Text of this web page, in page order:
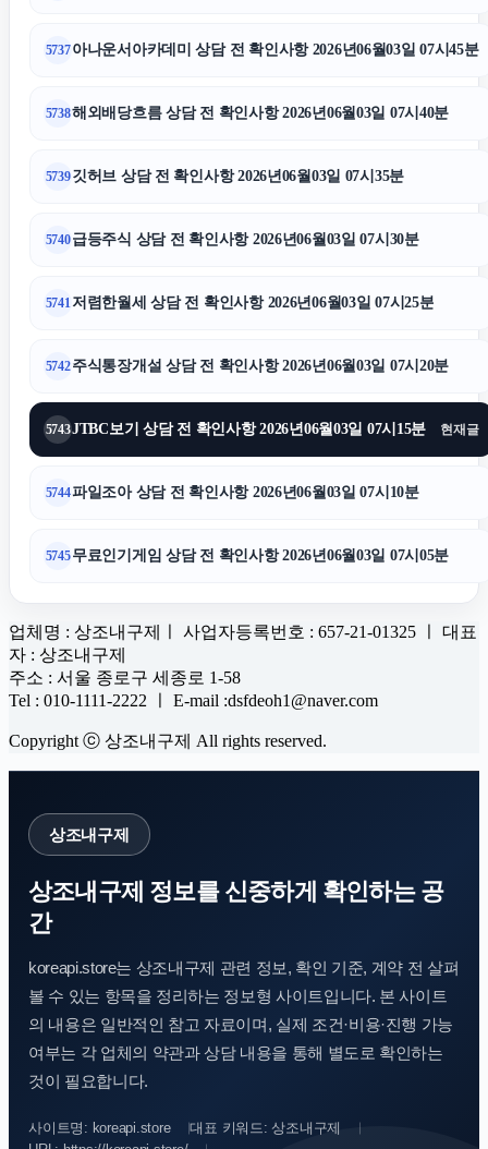
5737아나운서아카데미 상담 전 확인사항 2026년06월03일 07시45분
5738해외배당흐름 상담 전 확인사항 2026년06월03일 07시40분
5739깃허브 상담 전 확인사항 2026년06월03일 07시35분
5740급등주식 상담 전 확인사항 2026년06월03일 07시30분
5741 저렴한월세 상담 전 확인사항 2026년06월03일 07시25분
5742주식통장개설 상담 전 확인사항 2026년06월03일 07시20분
5743JTBC보기 상담 전 확인사항 2026년06월03일 07시15분 현재글
5744파일조아 상담 전 확인사항 2026년06월03일 07시10분
5745무료인기게임 상담 전 확인사항 2026년06월03일 07시05분
업체명 : 상조내구제ㅣ 사업자등록번호 : 657-21-01325 ㅣ 대표
자 : 상조내구제
주소 : 서울 종로구 세종로 1-58
Tel : 010-1111-2222 ㅣ E-mail :dsfdeoh1@naver.com
Copyright ⓒ 상조내구제 All rights reserved.
상조내구제
상조내구제 정보를 신중하게 확인하는 공
간
koreapi.store는 상조내구제 관련 정보, 확인 기준, 계약 전 살펴
볼 수 있는 항목을 정리하는 정보형 사이트입니다. 본 사이트
의 내용은 일반적인 참고 자료이며, 실제 조건·비용·진행 가능
여부는 각 업체의 약관과 상담 내용을 통해 별도로 확인하는
것이 필요합니다.
사이트명: koreapi.store
대표 키워드: 상조내구제